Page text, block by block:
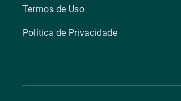
Termos de Uso
Política de Privacidade